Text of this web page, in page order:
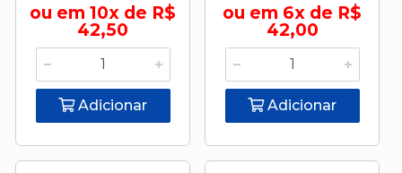
ou em 10x de R$
42,50
Adicionar
ou em 6x de R$
42,00
Adicionar